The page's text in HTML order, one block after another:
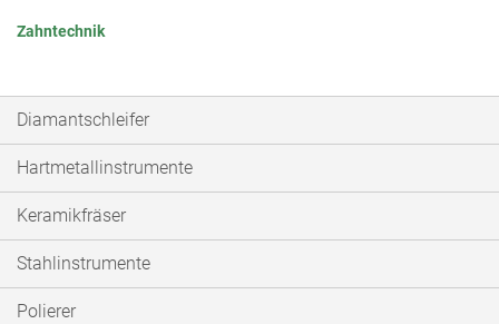
Zahntechnik
Diamantschleifer
Hartmetallinstrumente
Keramikfräser
Stahlinstrumente
Polierer